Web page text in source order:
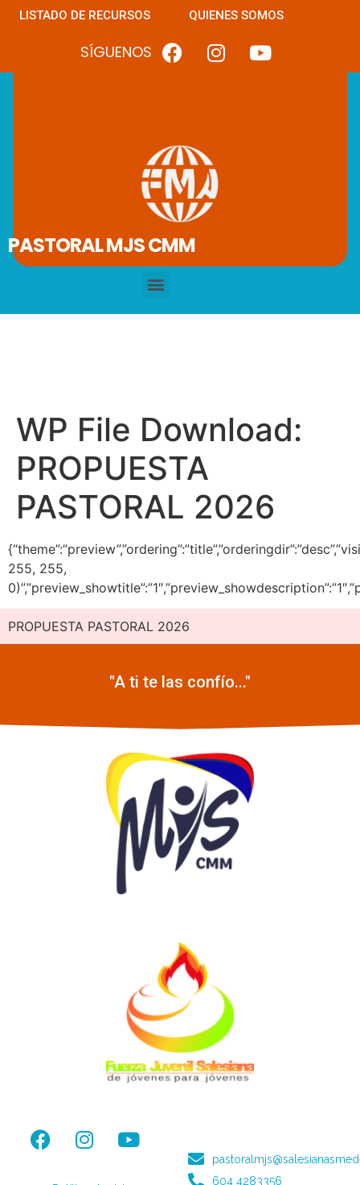
LISTADO DE RECURSOS QUIENES SOMOS
SÍGUENOS
PASTORAL MJS CMM
WP File Download:
PROPUESTA
PASTORAL 2026
255, 255,
PROPUESTA PASTORAL 2026
"A ti te las confío..."
604 4283356